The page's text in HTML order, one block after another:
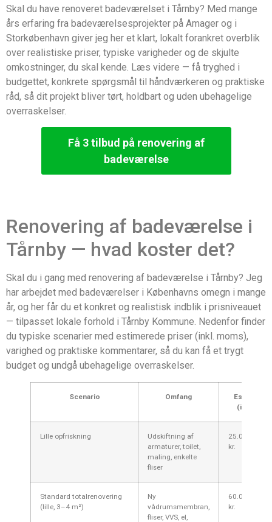
Skal du have renoveret badeværelset i Tårnby? Med mange
års erfaring fra badeværelsesprojekter på Amager og i
Storkøbenhavn giver jeg her et klart, lokalt forankret overblik
over realistiske priser, typiske varigheder og de skjulte
omkostninger, du skal kende. Læs videre — få tryghed i
budgettet, konkrete spørgsmål til håndværkeren og praktiske
råd, så dit projekt bliver tørt, holdbart og uden ubehagelige
overraskelser.
Få 3 tilbud på renovering af
badeværelse
Renovering af badeværelse i
Tårnby — hvad koster det?
Skal du i gang med renovering af badeværelse i Tårnby? Jeg
har arbejdet med badeværelser i Københavns omegn i mange
år, og her får du et konkret og realistisk indblik i prisniveauet
— tilpasset lokale forhold i Tårnby Kommune. Nedenfor finder
du typiske scenarier med estimerede priser (inkl. moms),
varighed og praktiske kommentarer, så du kan få et trygt
budget og undgå ubehagelige overraskelser.
Scenario Omfang
Estimeret
(inkl.
Lille opfriskning
Udskiftning af
armaturer, toilet,
maling, enkelte
fliser
kr.
Standard totalrenovering
(lille, 3–4 m²)
Ny
vådrumsmembran,
fliser, VVS, el,
kr.